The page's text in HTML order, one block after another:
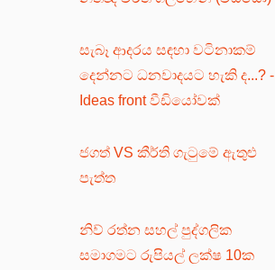
සැබෑ ආදරය සඳහා වටිනාකම්
දෙන්නට ධනවාදයට හැකි ද...? -
Ideas front වීඩියෝවක්
ජගත් VS කීර්ති ගැටුමේ ඇතුළු
පැත්ත
නිව් රත්න සහල් පුද්ගලික
සමාගමට රුපියල් ලක්ෂ 10ක